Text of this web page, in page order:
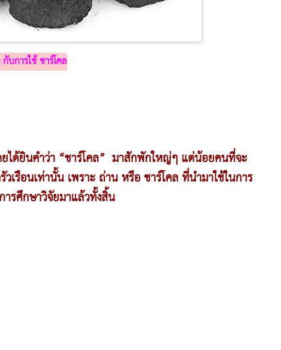
บการใช้ ชาร์โคล
ยได้ยินคำว่า “ชาร์โคล” มาสักพักใหญ่ๆ แต่น้อยคนที่จะ
เรือนเท่านั้น เพราะ ถ่าน หรือ ชาร์โคล ที่นำมาใช้ในการ
รศึกษาวิจัยมาแล้วทั้งสิ้น